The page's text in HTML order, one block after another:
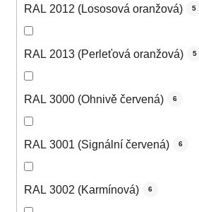
RAL 2012 (Lososová oranžová) 5
RAL 2013 (Perleťová oranžová) 5
RAL 3000 (Ohnivě červená) 6
RAL 3001 (Signální červená) 6
RAL 3002 (Karmínová) 6